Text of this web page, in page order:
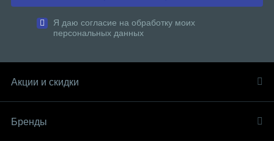
Я даю согласие на обработку моих
персональных данных
Акции и скидки
Бренды